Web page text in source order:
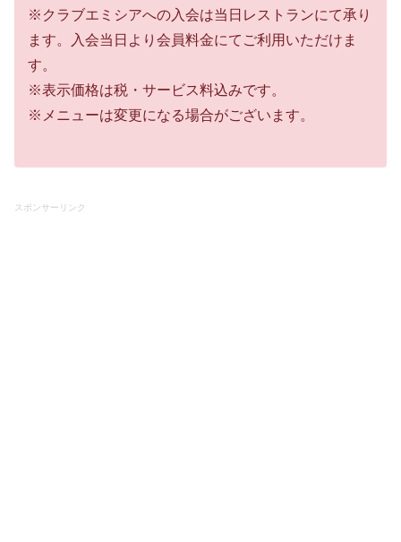
※クラブエミシアへの入会は当日レストランにて承り
ます。入会当日より会員料金にてご利用いただけま
す。
※表示価格は税・サービス料込みです。
※メニューは変更になる場合がございます。
スポンサーリンク